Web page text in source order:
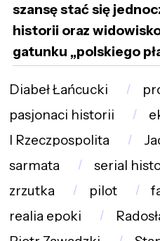
szansę stać się
historii oraz
gatunku „polskiego
Diabeł Łańcucki
pasjonaci historii
I Rzeczpospolita
sarmata
serial
zrzutka
pilot
realia epoki